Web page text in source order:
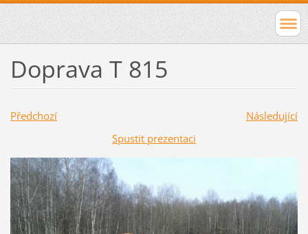
Doprava T 815
Předchozí
Následující
Spustit prezentaci